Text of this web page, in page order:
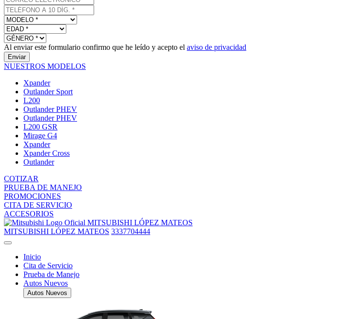
Al enviar este formulario confirmo que he leído y acepto el aviso de privacidad
Enviar
NUESTROS MODELOS
Xpander
Outlander Sport
L200
Outlander PHEV
Outlander PHEV
L200 GSR
Mirage G4
Xpander
Xpander Cross
Outlander
COTIZAR
PRUEBA DE MANEJO
PROMOCIONES
CITA DE SERVICIO
ACCESORIOS
MITSUBISHI LÓPEZ MATEOS
MITSUBISHI LÓPEZ MATEOS 3337704444
Inicio
Cita de Servicio
Prueba de Manejo
Autos Nuevos
Autos Nuevos